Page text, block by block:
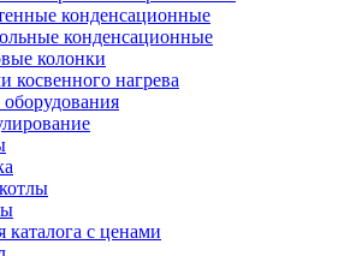
конденсационные
конденсационные
колонки
косвенного нагрева
каталога с ценами